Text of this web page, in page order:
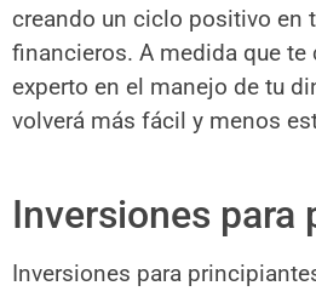
creando un ciclo positivo en
financieros. A medida que te
experto en el manejo de tu
volverá más fácil y menos
Inversiones para
Inversiones para